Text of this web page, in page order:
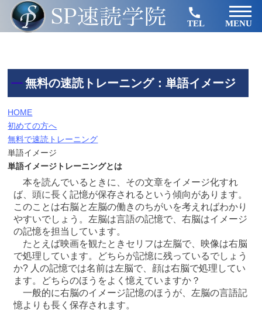
TEL MENU
無料の速読トレーニング：単語イメージ
HOME
初めての方へ
無料で速読トレーニング
単語イメージ
単語イメージトレーニングとは
本を読んでいるときに、その文章をイメージ化すれ
ば、頭に長く記憶が保存されるという傾向があります。
このことは右脳と左脳の働きのちがいを考えればわかり
やすいでしょう。左脳は言語の記憶で、右脳はイメージ
の記憶を担当しています。
たとえば映画を観たときセリフは左脳で、映像は右脳
で処理しています。どちらが記憶に残っているでしょう
か? 人の記憶では名前は左脳で、顔は右脳で処理してい
ます。どちらのほうをよく憶えていますか？
一般的に右脳のイメージ記憶のほうが、左脳の言語記
憶よりも長く保存されます。